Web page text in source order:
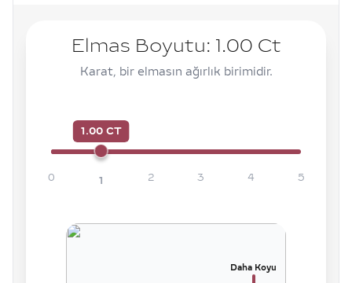
Elmas Boyutu: 1.00 Ct
Karat, bir elmasın ağırlık birimidir.
1.00 CT
0 1 2 3 4 5
Daha Koyu